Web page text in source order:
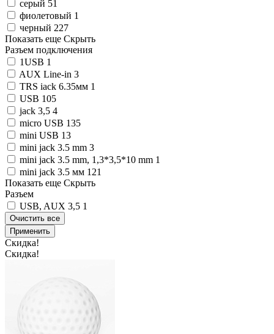
серый 51
фиолетовый 1
черный 227
Показать еще Скрыть
Разъем подключения
1USB 1
AUX Line-in 3
TRS iack 6.35мм 1
USB 105
jack 3,5 4
micro USB 135
mini USB 13
mini jack 3.5 mm 3
mini jack 3.5 mm, 1,3*3,5*10 mm 1
mini jack 3.5 мм 121
Показать еще Скрыть
Разъем
USB, AUX 3,5 1
Очистить все
Применить
Скидка!
Скидка!